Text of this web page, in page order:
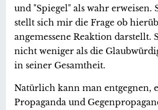
und "Spiegel" als wahr erweisen.
stellt sich mir die Frage ob
angemessene Reaktion darstellt.
nicht weniger als die
in seiner Gesamtheit.
Natürlich kann man entgegnen,
Propaganda und